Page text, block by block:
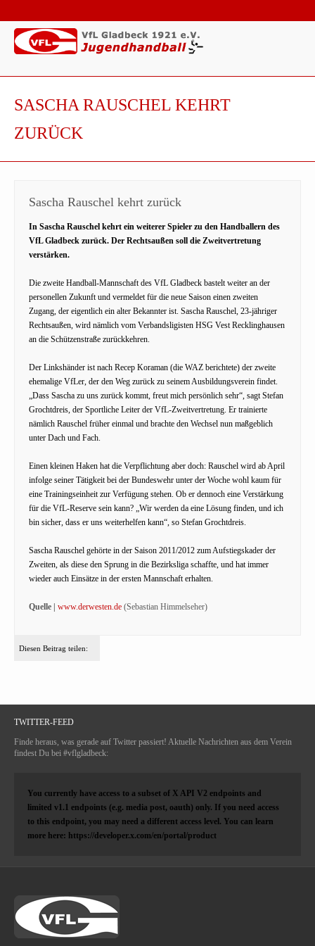
SASCHA RAUSCHEL KEHRT
ZURÜCK
Sascha Rauschel kehrt zurück
In Sascha Rauschel kehrt ein weiterer Spieler zu den Handballern des
VfL Gladbeck zurück. Der Rechtsaußen soll die Zweitvertretung
verstärken.
Die zweite Handball-Mannschaft des VfL Gladbeck bastelt weiter an der
personellen Zukunft und vermeldet für die neue Saison einen zweiten
Zugang, der eigentlich ein alter Bekannter ist. Sascha Rauschel, 23-jähriger
Rechtsaußen, wird nämlich vom Verbandsligisten HSG Vest Recklinghausen
an die Schützenstraße zurückkehren.
Der Linkshänder ist nach Recep Koraman (die WAZ berichtete) der zweite
ehemalige VfLer, der den Weg zurück zu seinem Ausbildungsverein findet.
„Dass Sascha zu uns zurück kommt, freut mich persönlich sehr“, sagt Stefan
Grochtdreis, der Sportliche Leiter der VfL-Zweitvertretung. Er trainierte
nämlich Rauschel früher einmal und brachte den Wechsel nun maßgeblich
unter Dach und Fach.
Einen kleinen Haken hat die Verpflichtung aber doch: Rauschel wird ab April
infolge seiner Tätigkeit bei der Bundeswehr unter der Woche wohl kaum für
eine Trainingseinheit zur Verfügung stehen. Ob er dennoch eine Verstärkung
für die VfL-Reserve sein kann? „Wir werden da eine Lösung finden, und ich
bin sicher, dass er uns weiterhelfen kann“, so Stefan Grochtdreis.
Sascha Rauschel gehörte in der Saison 2011/2012 zum Aufstiegskader der
Zweiten, als diese den Sprung in die Bezirksliga schaffte, und hat immer
wieder auch Einsätze in der ersten Mannschaft erhalten.
Quelle | www.derwesten.de (Sebastian Himmelseher)
Diesen Beitrag teilen:
TWITTER-FEED
Finde heraus, was gerade auf Twitter passiert! Aktuelle Nachrichten aus dem Verein
findest Du bei #vflgladbeck:
You currently have access to a subset of X API V2 endpoints and
limited v1.1 endpoints (e.g. media post, oauth) only. If you need access
to this endpoint, you may need a different access level. You can learn
more here: https://developer.x.com/en/portal/product